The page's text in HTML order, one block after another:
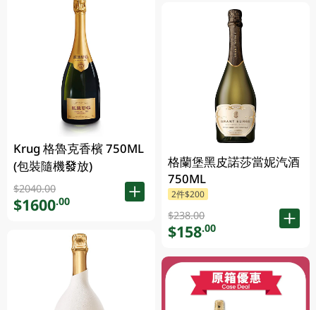
Krug 格魯克香檳 750ML
(包裝隨機發放)
$2040.00
$1600.00
格蘭堡黑皮諾莎當妮汽酒
750ML
2件$200
$238.00
$158.00